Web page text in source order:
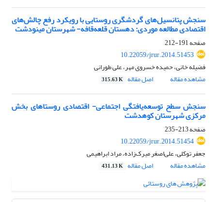
سنجش پتانسیل‌های گردشگری روستایی با رویکرد رفع چالش‌های
اقتصادی مطالعه موردی: دهستان قلعه‌قافه- شهرستان مینودشت
صفحه191-212
10.22059/jrur.2014.51453
فضیله خانی، حمیده خسروی مهر، علی طورانی
مشاهده مقاله
اصل مقاله 315.63 K
سنجش سطح توسعه‌یافتگی اجتماعی- اقتصادی روستاهای بخش
مرکزی شهرستان کوهدشت
صفحه213-235
10.22059/jrur.2014.51454
جعفر توکلی، علی‌اصغر میرک‌زاده، مراد ابراهیمی
مشاهده مقاله
اصل مقاله 431.13 K